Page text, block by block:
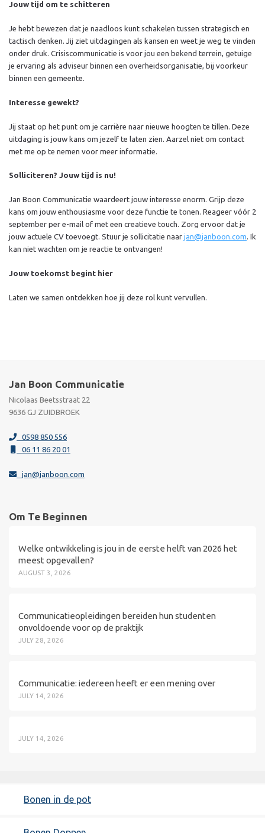
Jouw tijd om te schitteren
Je hebt bewezen dat je naadloos kunt schakelen tussen strategisch en
tactisch denken. Jij ziet uitdagingen als kansen en weet je weg te vinden
onder druk. Crisiscommunicatie is voor jou een bekend terrein, getuige
je ervaring als adviseur binnen een overheidsorganisatie, bij voorkeur
binnen een gemeente.
Interesse gewekt?
Jij staat op het punt om je carrière naar nieuwe hoogten te tillen. Deze
uitdaging is jouw kans om jezelf te laten zien. Aarzel niet om contact
met me op te nemen voor meer informatie.
Solliciteren? Jouw tijd is nu!
Jan Boon Communicatie waardeert jouw interesse enorm. Grijp deze
kans om jouw enthousiasme voor deze functie te tonen. Reageer vóór 2
september per e-mail of met een creatieve touch. Zorg ervoor dat je
jouw actuele CV toevoegt. Stuur je sollicitatie naar jan@janboon.com. Ik
kan niet wachten om je reactie te ontvangen!
Jouw toekomst begint hier
Laten we samen ontdekken hoe jij deze rol kunt vervullen.
Jan Boon Communicatie
Nicolaas Beetsstraat 22
9636 GJ ZUIDBROEK
0598 850 556
06 11 86 20 01
jan@janboon.com
Om Te Beginnen
Welke ontwikkeling is jou in de eerste helft van 2026 het
meest opgevallen?
AUGUST 3, 2026
Communicatieopleidingen bereiden hun studenten
onvoldoende voor op de praktijk
JULY 28, 2026
Communicatie: iedereen heeft er een mening over
JULY 14, 2026
JULY 14, 2026
Bonen in de pot